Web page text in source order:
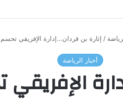
/ إثارة بن قردان…إدارة الإفريقي تحسم
أخبار الرياضة